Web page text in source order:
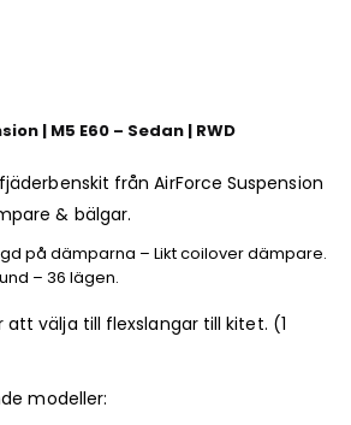
| M5 E60 – Sedan | RWD
från AirForce Suspension
& bälgar.
på dämparna – Likt coilover dämpare.
– 36 lägen.
att välja till flexslangar till kitet. (1
modeller: